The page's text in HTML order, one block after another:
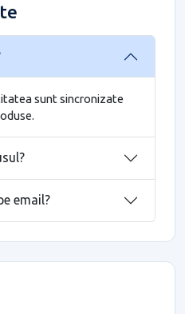
sunt sincronizate
email?